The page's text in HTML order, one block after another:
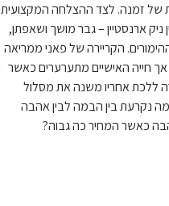
של זמנה. לצד ההצלחה המקצועית
ארנסטיין – גבר מושך ושאפתן,
הקריירה של פאני ממריאה
אך חייה האישיים מתערערים כאשר
ללכת אחריו משנה את מסלול
נקרעת בין הבמה לבין אהבה
כאשר המחיר כה גבוה?